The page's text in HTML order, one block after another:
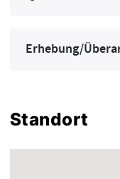
Erhebung/
Standort